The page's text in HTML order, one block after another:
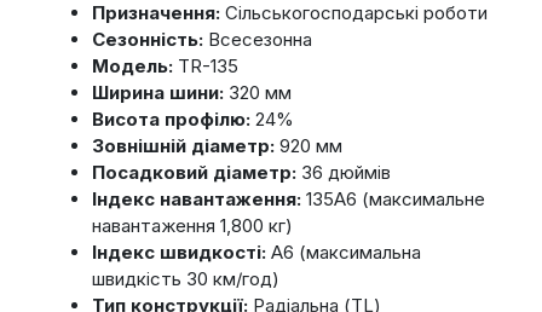
Призначення:Сільськогосподарські роботи
Сезонність:Всесезонна
Модель:TR-135
Ширина шини:320 мм
Висота профілю:24%
Зовнішній діаметр:920 мм
Посадковий діаметр:36 дюймів
Індекс навантаження:135A6 (максимальне
навантаження 1,800 кг)
Індекс швидкості:A6 (максимальна
швидкість 30 км/год)
Тип конструкції:Радіальна (TL)